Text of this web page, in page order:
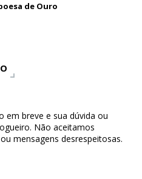
de Ouro
em breve e sua dúvida ou
Não aceitamos
mensagens desrespeitosas.